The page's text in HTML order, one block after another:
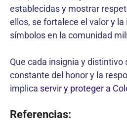
establecidas y mostrar
ellos, se fortalece el valor y
símbolos en la comunidad
Que cada insignia y distintivo
constante del honor y la
implica servir y proteger a
Referencias: